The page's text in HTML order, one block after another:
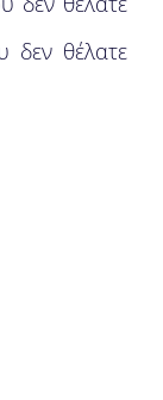
δεν θέλατε